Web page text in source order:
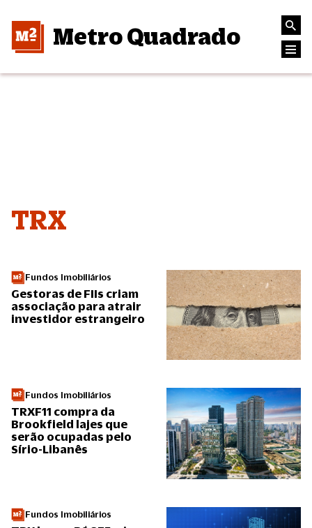
Metro Quadrado
TRX
Fundos Imobiliários
Gestoras de FIIs criam
associação para atrair
investidor estrangeiro
Fundos Imobiliários
TRXF11 compra da
Brookfield lajes que
serão ocupadas pelo
Sírio-Libanês
Fundos Imobiliários